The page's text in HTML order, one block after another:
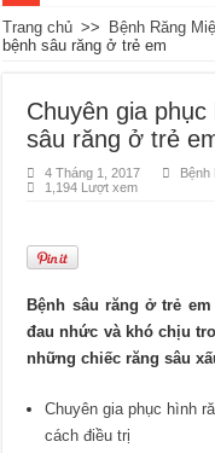
Trang chủ >> Bệnh Răng
bệnh sâu răng ở trẻ em
Chuyên gia
sâu răng ở trẻ
4 Tháng 1, 2017 Bệnh
1,194 Lượt xem
Bệnh sâu răng ở trẻ
đau nhức và khó chịu
những chiếc răng sâu
Chuyên gia phục hình
cách điều trị